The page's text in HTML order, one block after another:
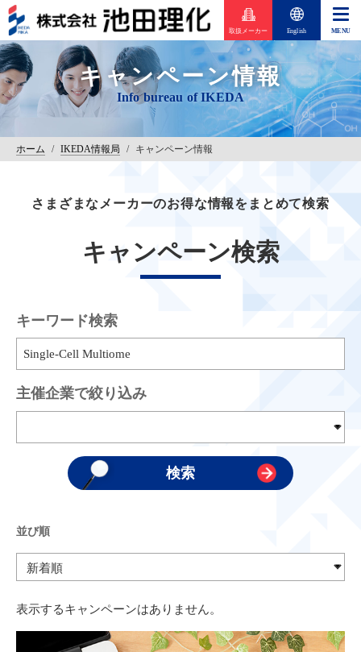
取扱メーカー English
キャンペーン情報
ホーム / IKEDA情報局 / キャンペーン情報
さまざまなメーカーのお得な情報をまとめて検索
キャンペーン検索
キーワード検索
主催企業で絞り込み
並び順
表示するキャンペーンはありません。